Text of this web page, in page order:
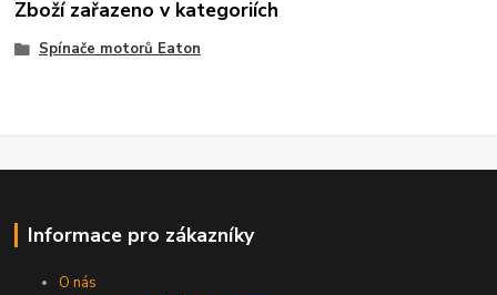
Zboží zařazeno v kategoriích
Spínače motorů Eaton
Informace pro zákazníky
O nás